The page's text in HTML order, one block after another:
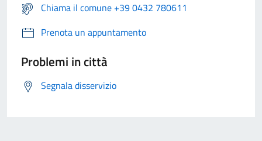
Chiama il comune +39 0432 780611
Prenota un appuntamento
Problemi in città
Segnala disservizio